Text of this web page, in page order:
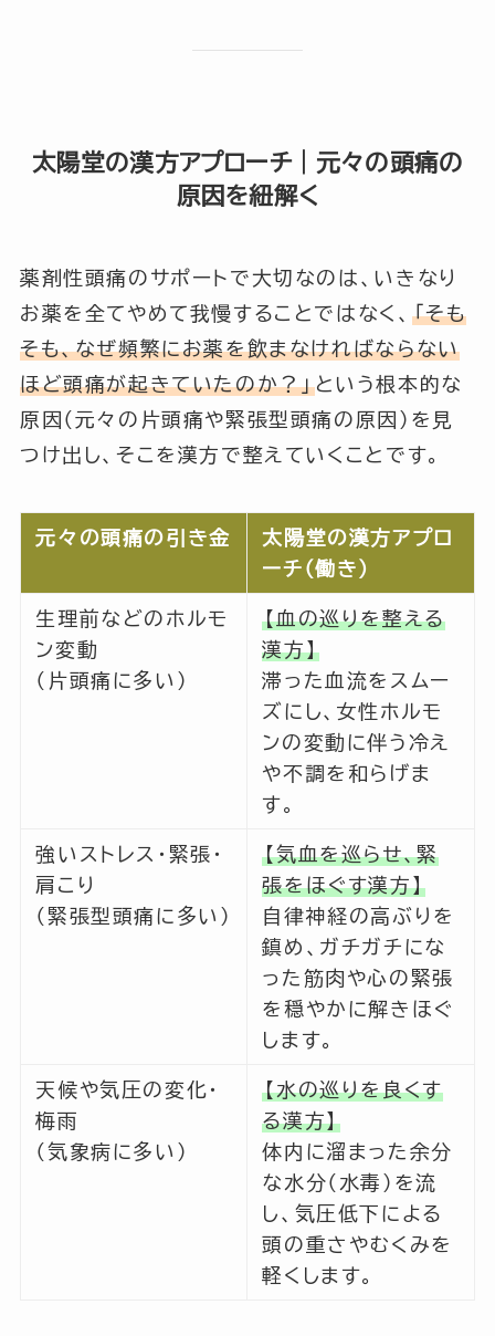
太陽堂の漢方アプローチ｜元々の頭痛の
原因を紐解く
薬剤性頭痛のサポートで大切なのは、いきなり
お薬を全てやめて我慢することではなく、 「そも
そも、なぜ頻繁にお薬を飲まなければならない
ほど頭痛が起きていたのか？」という根本的な
原因（元々の片頭痛や緊張型頭痛の原因）を見
つけ出し、そこを漢方で整えていくことです。
元々の頭痛の引き金
太陽堂の漢方アプロ
ーチ（働き）
生理前などのホルモ
ン変動
（片頭痛に多い）
【血の巡りを整える
漢方】
滞った血流をスムー
ズにし、女性ホルモ
ンの変動に伴う冷え
や不調を和らげま
す。
強いストレス・緊張・
肩こり
（緊張型頭痛に多い）
【気血を巡らせ、緊
張をほぐす漢方】
自律神経の高ぶりを
鎮め、ガチガチにな
った筋肉や心の緊張
を穏やかに解きほぐ
します。
天候や気圧の変化・
梅雨
（気象病に多い）
【水の巡りを良くす
る漢方】
体内に溜まった余分
な水分（水毒）を流
し、気圧低下による
頭の重さやむくみを
軽くします。